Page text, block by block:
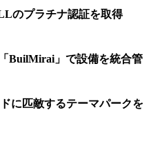
のプラチナ認証を取得
BuilMirai」で設備を統合管
に匹敵するテーマパークを